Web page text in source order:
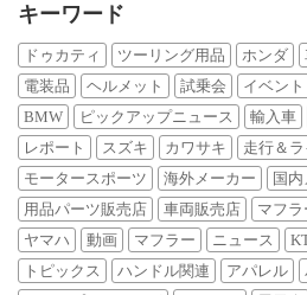
キーワード
ドゥカティ ツーリング用品 ホンダ
電装品
ヘルメット 試乗会 イベント
BMW
ピックアップニュース 輸入車
レポート
スズキ カワサキ 走行＆
モータースポーツ
海外メーカー 国内
用品パーツ販売店
車両販売店 マフラ
ヤマハ
動画 マフラー ニュース
トピックス
ハンドル関連 アパレル